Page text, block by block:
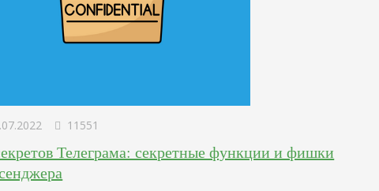
11551
Телеграма: секретные функции и фишки